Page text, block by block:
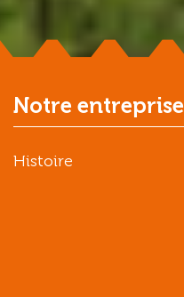
Notre entreprise
Histoire